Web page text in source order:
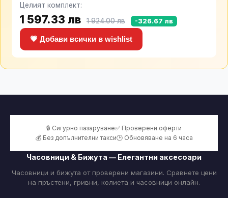
Целият комплект:
1 597.33 лв 1 924.00 лв -326.67 лв
💗 Добави всички в wishlist
🔒 Сигурно пазаруване✅ Проверени оферти
💰 Без допълнителни такси🕒 Обновяване на 6 часа
Часовници & Бижута — Елегантни аксесоари
Часовници и бижута от проверени магазини. Сравнете цени
на пръстени, гривни, колиета и часовници онлайн.